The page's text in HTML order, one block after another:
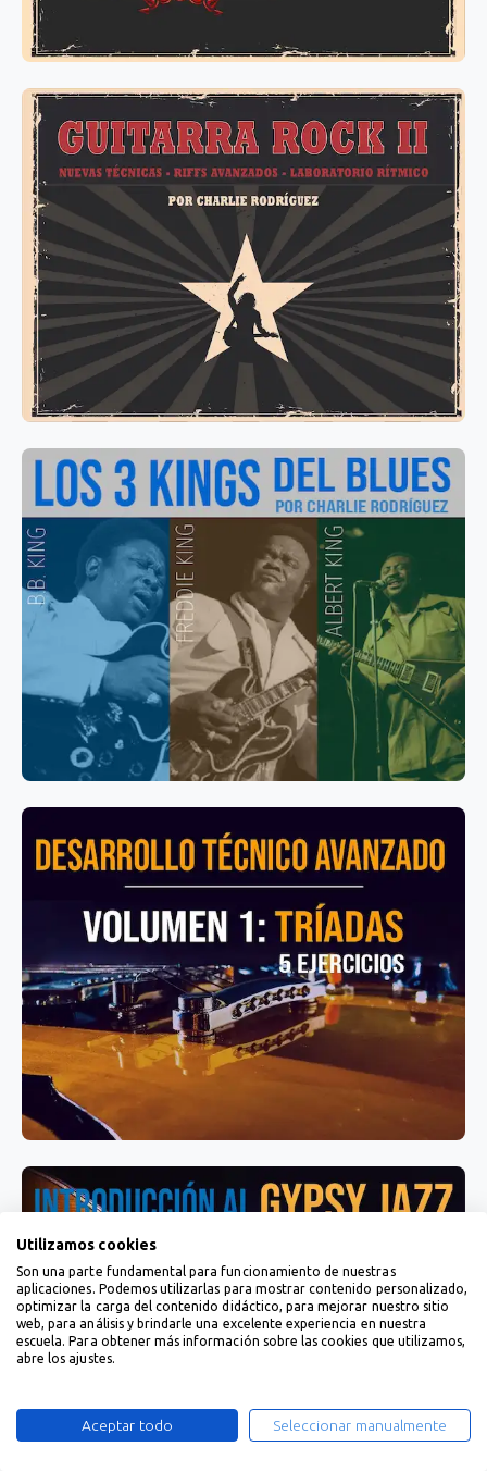
Utilizamos cookies
Son una parte fundamental para funcionamiento de nuestras
aplicaciones. Podemos utilizarlas para mostrar contenido personalizado,
optimizar la carga del contenido didáctico, para mejorar nuestro sitio
web, para análisis y brindarle una excelente experiencia en nuestra
escuela. Para obtener más información sobre las cookies que utilizamos,
abre los ajustes.
Aceptar todo Seleccionar manualmente